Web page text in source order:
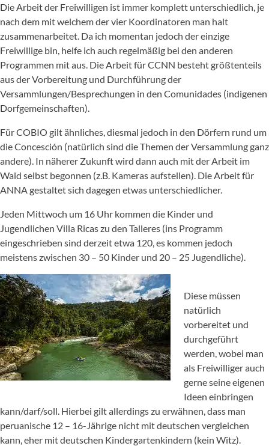
Die Arbeit der Freiwilligen ist immer komplett unterschiedlich, je
nach dem mit welchem der vier Koordinatoren man halt
zusammenarbeitet. Da ich momentan jedoch der einzige
Freiwillige bin, helfe ich auch regelmäßig bei den anderen
Programmen mit aus. Die Arbeit für CCNN besteht größtenteils
aus der Vorbereitung und Durchführung der
Versammlungen/Besprechungen in den Comunidades (indigenen
Dorfgemeinschaften).
Für COBIO gilt ähnliches, diesmal jedoch in den Dörfern rund um
die Concesción (natürlich sind die Themen der Versammlung ganz
andere). In näherer Zukunft wird dann auch mit der Arbeit im
Wald selbst begonnen (z.B. Kameras aufstellen). Die Arbeit für
ANNA gestaltet sich dagegen etwas unterschiedlicher.
Jeden Mittwoch um 16 Uhr kommen die Kinder und
Jugendlichen Villa Ricas zu den Talleres (ins Programm
eingeschrieben sind derzeit etwa 120, es kommen jedoch
meistens zwischen 30 – 50 Kinder und 20 – 25 Jugendliche).
Diese müssen
natürlich
vorbereitet und
durchgeführt
werden, wobei man
als Freiwilliger auch
gerne seine eigenen
Ideen einbringen
kann/darf/soll. Hierbei gilt allerdings zu erwähnen, dass man
peruanische 12 – 16-Jährige nicht mit deutschen vergleichen
kann, eher mit deutschen Kindergartenkindern (kein Witz).